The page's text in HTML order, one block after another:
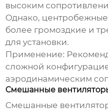
высоким
Однако,
более громоздкие и
для установки.
Применение:
сложной
аэродинамическим
Смешанные
Смешанные